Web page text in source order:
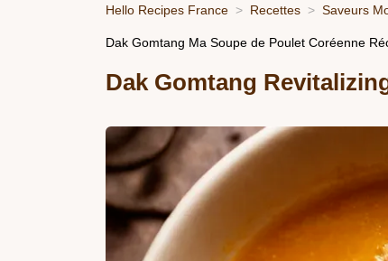
Hello Recipes France Recettes Saveurs
Dak Gomtang Ma Soupe de Poulet Coréenne
Dak Gomtang